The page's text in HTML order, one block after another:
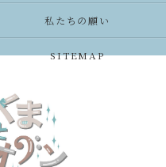
私たちの願い
SITEMAP